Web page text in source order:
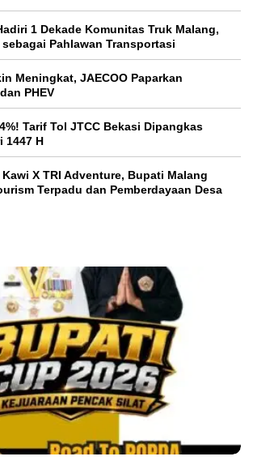
1 Dekade Komunitas Truk Malang,
Pahlawan Transportasi
Meningkat, JAECOO Paparkan
PHEV
Tarif Tol JTCC Bekasi Dipangkas
1447 H
X TRI Adventure, Bupati Malang
Terpadu dan Pemberdayaan Desa